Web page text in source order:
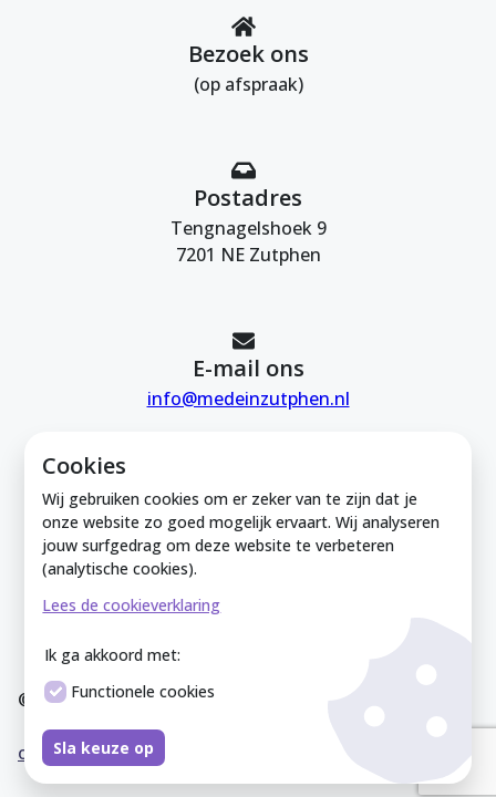
Cookies
Wij gebruiken cookies om er zeker van te zijn dat je
onze website zo goed mogelijk ervaart. Wij analyseren
jouw surfgedrag om deze website te verbeteren
(analytische cookies).
Lees de cookieverklaring
Ik ga akkoord met:
Functionele cookies
Sla keuze op
Bezoek ons
(op afspraak)
Postadres
Tengnagelshoek 9
7201 NE Zutphen
E-mail ons
info@medeinzutphen.nl
Mede in Zutphen is onderdeel van de
Zutphense Uitdaging. KVK Zutphense
Uitdaging: 08212926
© Mede In Zutphen 2025
Disclaimer
Privacyverklaring
okieverklaring